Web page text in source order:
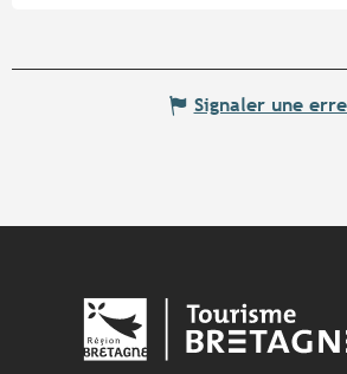
Signaler une